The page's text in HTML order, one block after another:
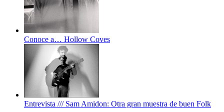
Conoce a… Hollow Coves
Entrevista /// Sam Amidon: Otra gran muestra de buen Folk